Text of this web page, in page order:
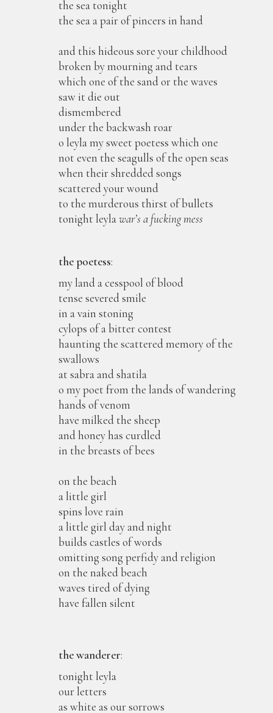
the sea tonight
the sea a pair of pincers in hand
and this hideous sore your childhood
broken by mourning and tears
which one of the sand or the waves
saw it die out
dismembered
under the backwash roar
o leyla my sweet poetess which one
not even the seagulls of the open seas
when their shredded songs
scattered your wound
to the murderous thirst of bullets
tonight leylawar’s a fucking mess
the poetess:
my land a cesspool of blood
tense severed smile
in a vain stoning
cylops of a bitter contest
haunting the scattered memory of the
swallows
at sabra and shatila
o my poet from the lands of wandering
hands of venom
have milked the sheep
and honey has curdled
in the breasts of bees
on the beach
a little girl
spins love rain
a little girl day and night
builds castles of words
omitting song perfidy and religion
on the naked beach
waves tired of dying
have fallen silent
the wanderer:
tonight leyla
our letters
as white as our sorrows